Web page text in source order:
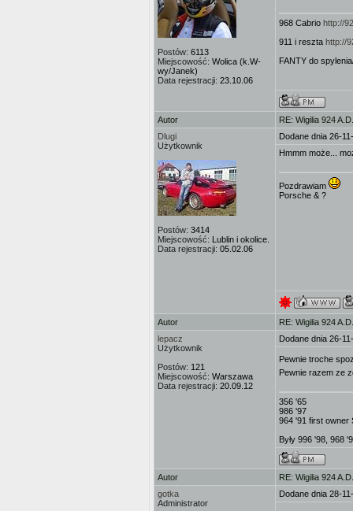
Postów: 6113
Miejscowość: Wolica (k.W-
wy/Janek)
Data rejestracji: 23.10.06
968 Cabrio http://
911 i reszta http://
FANTY do
Autor
RE: Wigilia 924
Dlugi
Użytkownik
Postów: 3414
Miejscowość: Lublin i okolice.
Data rejestracji: 05.02.06
Dodane dnia 26-
Hmmm może...
Pozdrawiam
Porsche & ?
Autor
RE: Wigilia 924
lepacz
Użytkownik
Postów: 121
Miejscowość: Warszawa
Data rejestracji: 20.09.12
Dodane dnia 26-
Pewnie troche
Pewnie razem ze
356 '65
986 '97
964 '91 first owner
Były 996 '98, 968
Autor
RE: Wigilia 924
gotka
Administrator
Dodane dnia 28-